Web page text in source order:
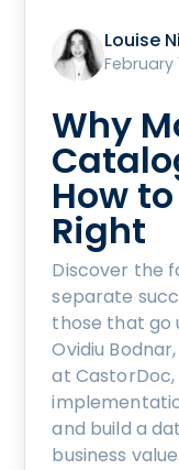
Louise
February
Why
How
Right
Discover the
separate
those that go
Ovidiu
at CastorDoc,
and build a
business value.